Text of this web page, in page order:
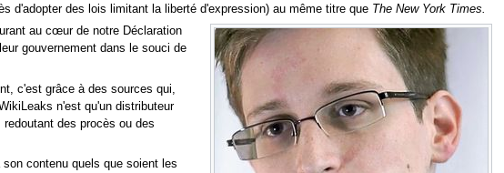
d'adopter des lois limitant la liberté d'expression) au même titre que The New York Times.
au cœur de notre Déclaration
gouvernement dans le souci de
c'est grâce à des sources qui,
n'est qu'un distributeur
des procès ou des
contenu quels que soient les